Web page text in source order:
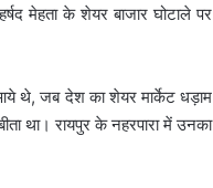
मेहता के शेयर बाजार घोटाले पर
आये थे, जब देश का शेयर मार्केट धड़ाम
था। रायपुर के नहरपारा में उनका